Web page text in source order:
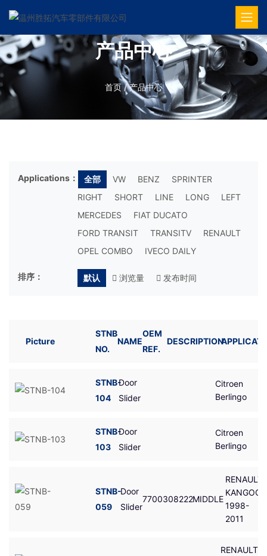
产品中心
首页/产品中心
Applications： 全部 VW BENZ
SPRINTER
RIGHT
SHORT LINE LONG
LEFT
MERCEDES
FIAT DUCATO
FORD TRANSIT
TRANSITV
RENAULT
OPEL COMBO
IVECO DAILY
排序： 默认 浏览量 发布时间
Picture
STNB
NO.
NAME
OEM
REF.
DESCRIPTION
STNB-
104
Door
Slider
Citroen
Berlingo
STNB-
103
Door
Slider
Citroen
Berlingo
STNB-
059
Door
Slider
7700308222MIDDLE
RENAULT
KANGOO
1998-
2011
RENAULT